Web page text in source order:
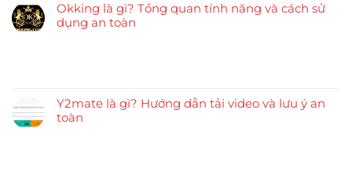
Okking là gì? Tổng quan tính năng và cách sử
dụng an toàn
Y2mate là gì? Hướng dẫn tải video và lưu ý an
toàn